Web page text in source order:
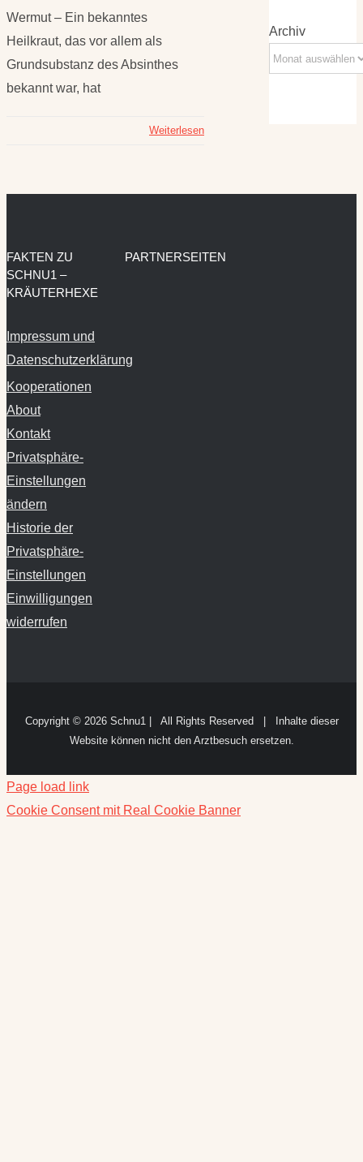
Wermut – Ein bekanntes
Heilkraut, das vor allem als
Grundsubstanz des Absinthes
bekannt war, hat
Weiterlesen
Archiv
FAKTEN ZU
SCHNU1 –
KRÄUTERHEXE
Impressum und
Datenschutzerklärung
Kooperationen
About
Kontakt
Privatsphäre-
Einstellungen
ändern
Historie der
Privatsphäre-
Einstellungen
Einwilligungen
widerrufen
PARTNERSEITEN
Copyright © 2026 Schnu1 | All Rights Reserved | Inhalte dieser
Website können nicht den Arztbesuch ersetzen.
Page load link
Cookie Consent mit Real Cookie Banner